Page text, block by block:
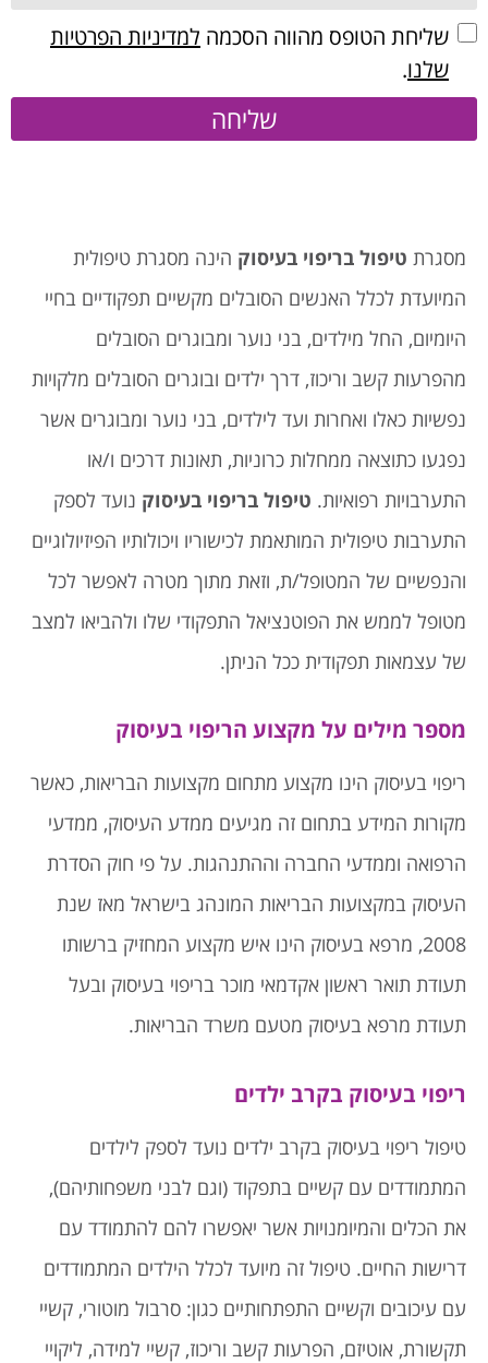
שליחת הטופס מהווה הסכמה למדיניות הפרטיות
שלנו.
שליחה
מסגרת טיפול בריפוי בעיסוק הינה מסגרת טיפולית
המיועדת לכלל האנשים הסובלים מקשיים תפקודיים בחיי
היומיום, החל מילדים, בני נוער ומבוגרים הסובלים
מהפרעות קשב וריכוז, דרך ילדים ובוגרים הסובלים מלקויות
נפשיות כאלו ואחרות ועד לילדים, בני נוער ומבוגרים אשר
נפגעו כתוצאה ממחלות כרוניות, תאונות דרכים ו/או
התערבויות רפואיות. טיפול בריפוי בעיסוק נועד לספק
התערבות טיפולית המותאמת לכישוריו ויכולותיו הפיזיולוגיים
והנפשיים של המטופל/ת, וזאת מתוך מטרה לאפשר לכל
מטופל לממש את הפוטנציאל התפקודי שלו ולהביאו למצב
של עצמאות תפקודית ככל הניתן.
מספר מילים על מקצוע הריפוי בעיסוק
ריפוי בעיסוק הינו מקצוע מתחום מקצועות הבריאות, כאשר
מקורות המידע בתחום זה מגיעים ממדע העיסוק, ממדעי
הרפואה וממדעי החברה וההתנהגות. על פי חוק הסדרת
העיסוק במקצועות הבריאות המונהג בישראל מאז שנת
2008, מרפא בעיסוק הינו איש מקצוע המחזיק ברשותו
תעודת תואר ראשון אקדמאי מוכר בריפוי בעיסוק ובעל
תעודת מרפא בעיסוק מטעם משרד הבריאות.
ריפוי בעיסוק בקרב ילדים
טיפול ריפוי בעיסוק בקרב ילדים נועד לספק לילדים
המתמודדים עם קשיים בתפקוד (וגם לבני משפחותיהם),
את הכלים והמיומנויות אשר יאפשרו להם להתמודד עם
דרישות החיים. טיפול זה מיועד לכלל הילדים המתמודדים
עם עיכובים וקשיים התפתחותיים כגון: סרבול מוטורי, קשיי
תקשורת, אוטיזם, הפרעות קשב וריכוז, קשיי למידה, ליקויי